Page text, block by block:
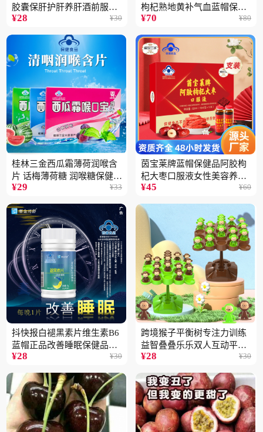
胶囊保肝护肝养肝酒前服用
保健品批发2瓶
¥28 ¥30
枸杞熟地黄补气血蓝帽保健
品100ML
¥70 ¥80
桂林三金西瓜霜薄荷润喉含
片 话梅薄荷糖 润喉糖保健食
品
¥29 ¥33
茵宝莱牌蓝帽保健品阿胶枸
杞大枣口服液女性美容养颜
营养品12支装
¥45 ¥60
抖快报白褪黑素片维生素B6
蓝帽正品改善睡眠保健品现
货批发代发2瓶
¥28 ¥30
跨境猴子平衡树专注力训练
益智叠叠乐乐双人互动平衡
儿童玩具批发
¥28 ¥30